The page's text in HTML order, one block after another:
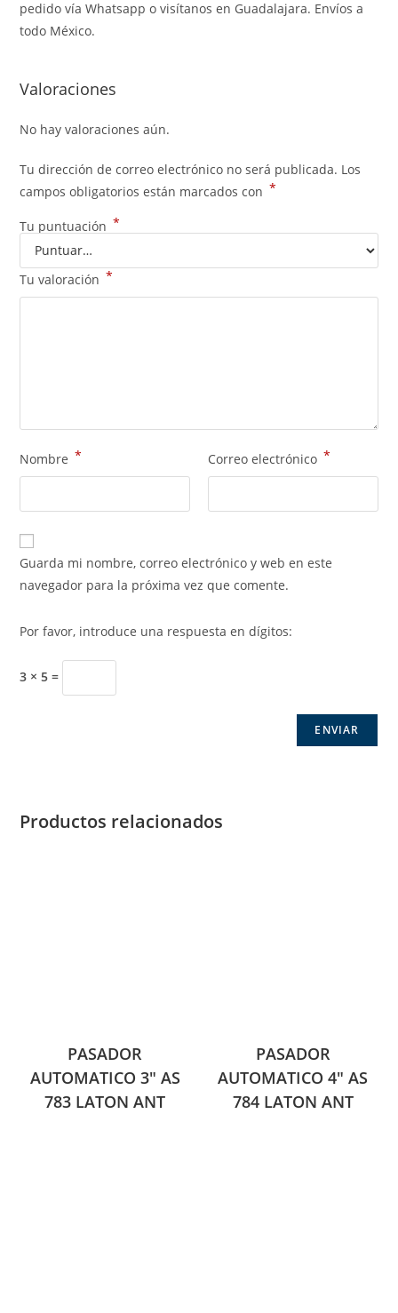
pedido vía Whatsapp o visítanos en Guadalajara. Envíos a
todo México.
Valoraciones
No hay valoraciones aún.
Tu dirección de correo electrónico no será publicada. Los
campos obligatorios están marcados con *
Tu puntuación *
Tu valoración *
Nombre * Correo electrónico *
Guarda mi nombre, correo electrónico y web en este
navegador para la próxima vez que comente.
Por favor, introduce una respuesta en dígitos:
3 × 5 =
Productos relacionados
PASADOR
AUTOMATICO 3″ AS
783 LATON ANT
PASADOR
AUTOMATICO 4″ AS
784 LATON ANT